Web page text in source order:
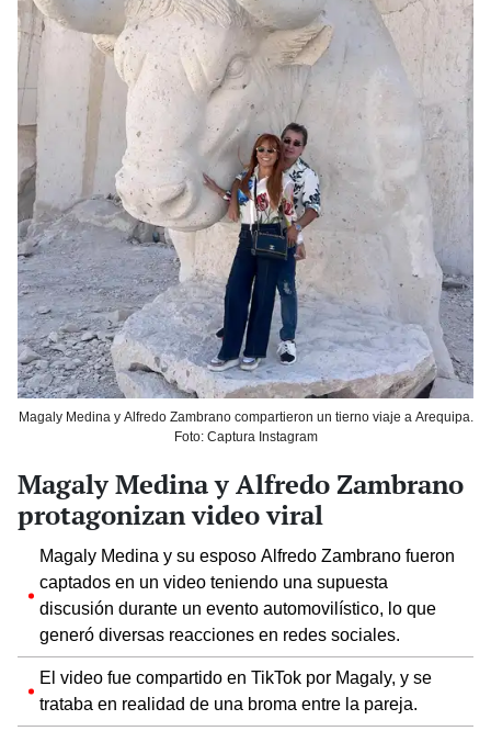
Magaly Medina y Alfredo Zambrano compartieron un tierno viaje a Arequipa.
Foto: Captura Instagram
Magaly Medina y Alfredo Zambrano
protagonizan video viral
Magaly Medina y su esposo Alfredo Zambrano fueron
captados en un video teniendo una supuesta
discusión durante un evento automovilístico, lo que
generó diversas reacciones en redes sociales.
El video fue compartido en TikTok por Magaly, y se
trataba en realidad de una broma entre la pareja.